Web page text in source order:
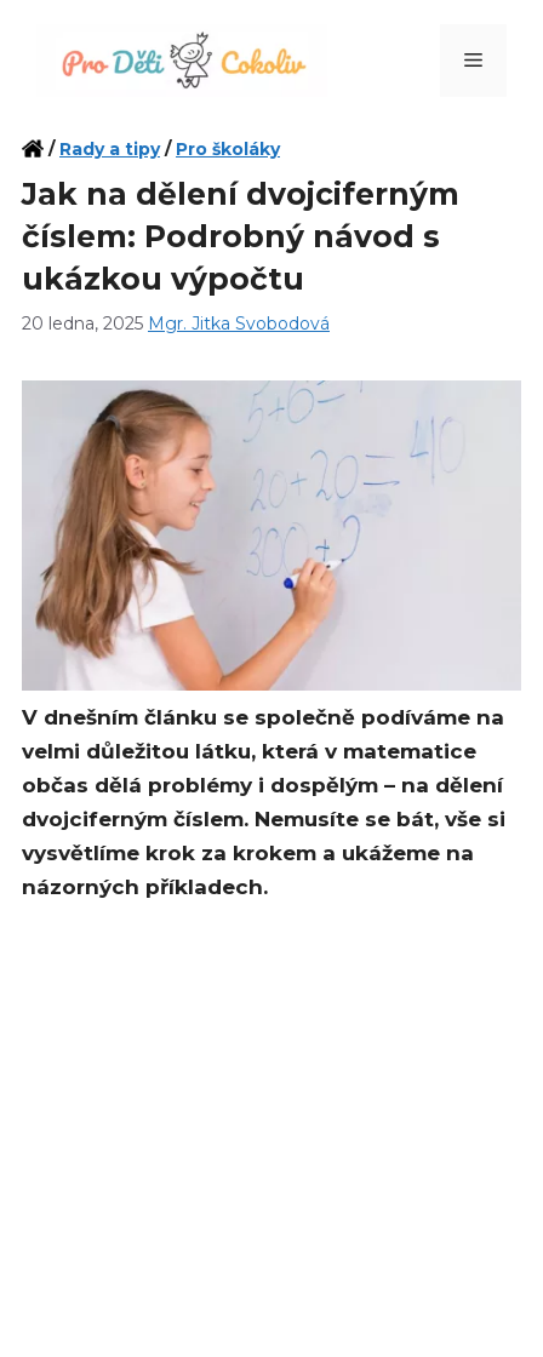
Menu
/ Rady a tipy/ Pro školáky
Jak na dělení dvojciferným
číslem: Podrobný návod s
ukázkou výpočtu
20 ledna, 2025 Mgr. Jitka Svobodová
V dnešním článku se společně podíváme na
velmi důležitou látku, která v matematice
občas dělá problémy i dospělým – na dělení
dvojciferným číslem. Nemusíte se bát, vše si
vysvětlíme krok za krokem a ukážeme na
názorných příkladech.